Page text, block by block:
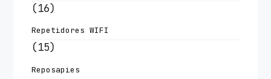
(16)
Repetidores WIFI
(15)
Reposapies